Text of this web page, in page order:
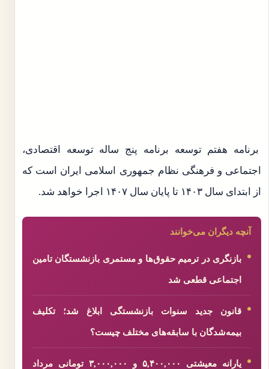
برنامه هفتم توسعه برنامه پنج ساله توسعه اقتصادی،
اجتماعی و فرهنگی نظام جمهوری اسلامی ایران است که
از ابتدای سال ۱۴۰۳ تا پایان سال ۱۴۰۷ اجرا خواهد شد.
آنچه دیگران می‌خوانند
بازنگری در ترمیم حقوق‌ها و مستمری بازنشستگان تامین
اجتماعی قطعی شد
قانون جدید سنوات بازنشستگی ابلاغ شد؛ تکلیف
بیمه‌شدگان با سابقه‌های مختلف چیست؟
یارانه معیشتی ۵,۴۰۰,۰۰۰ و ۳,۰۰۰,۰۰۰ تومانی مرداد